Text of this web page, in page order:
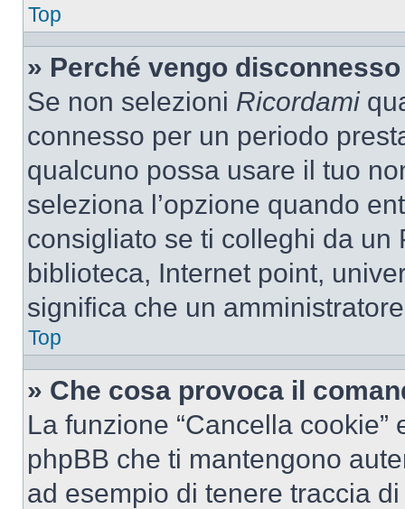
Top
» Perché vengo
Se non selezioni Ricordami
connesso per un periodo
qualcuno possa usare il tuo
seleziona l’opzione quando
consigliato se ti colleghi da un
biblioteca, Internet point,
significa che un
Top
» Che cosa provoca il
La funzione “Cancella
phpBB che ti mantengono
ad esempio di tenere traccia